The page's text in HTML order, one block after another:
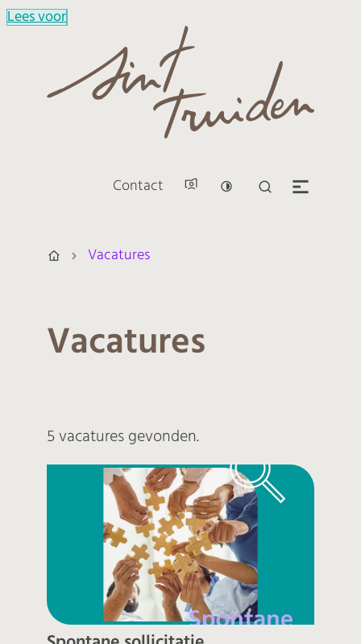
Naar inhoud
Lees voor
Sint-Truiden
Contact Hoog contrast
Zoek tonen /
Startpagina
Vacatures
Vacatures